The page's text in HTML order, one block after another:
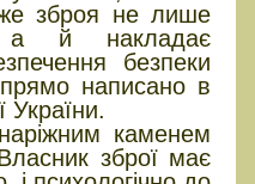
зброя не лише
а й накладає
безпеки
написано в
України.
каменем
зброї має